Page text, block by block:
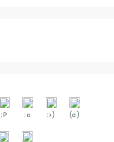
:P :o :>) (o)